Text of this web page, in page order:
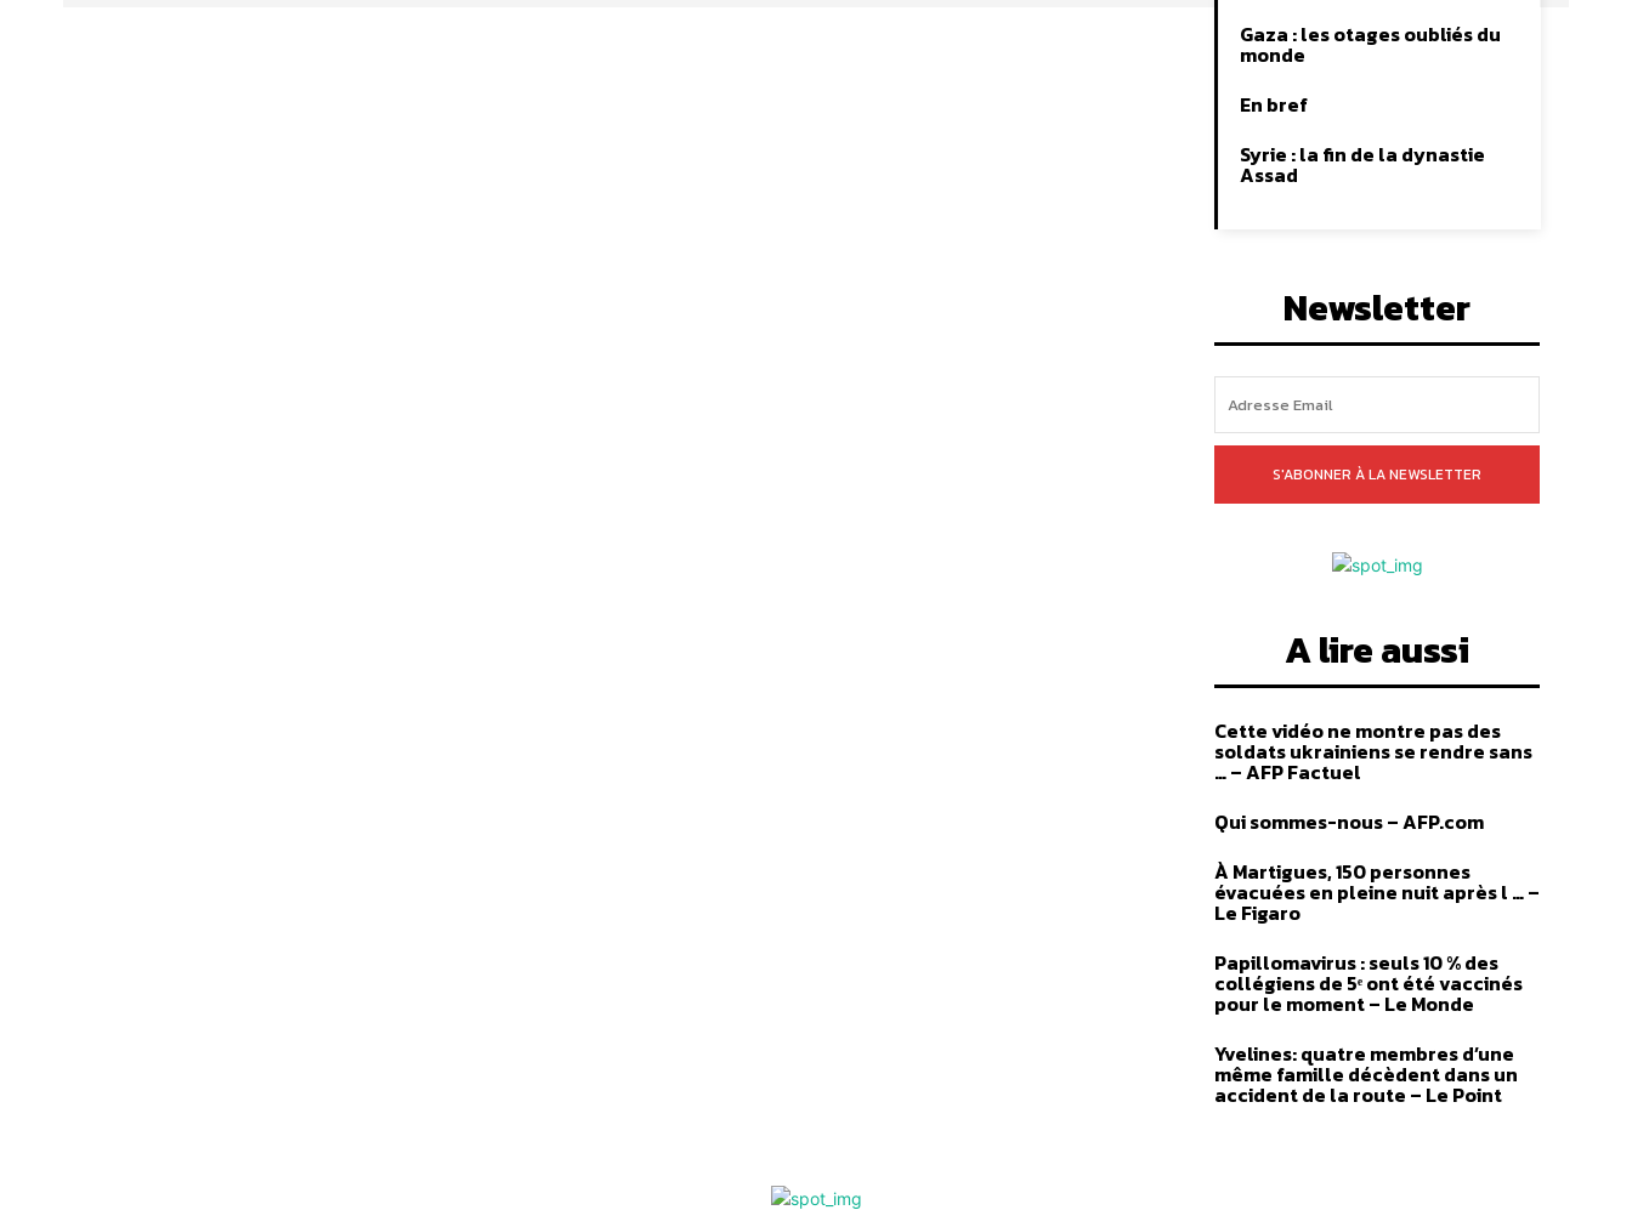
Gaza : les otages oubliés du
monde
En bref
Syrie : la fin de la dynastie
Assad
Newsletter
S'ABONNER À LA NEWSLETTER
A lire aussi
Cette vidéo ne montre pas des
soldats ukrainiens se rendre sans
… – AFP Factuel
Qui sommes-nous – AFP.com
À Martigues, 150 personnes
évacuées en pleine nuit après l … –
Le Figaro
Papillomavirus : seuls 10 % des
collégiens de 5ᵉ ont été vaccinés
pour le moment – Le Monde
Yvelines: quatre membres d’une
même famille décèdent dans un
accident de la route – Le Point